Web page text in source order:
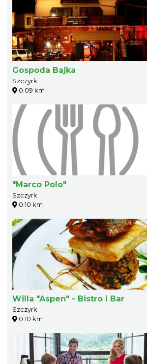
Gospoda Bajka
Szczyrk
0.09 km
"Marco Polo"
Szczyrk
0.10 km
Willa "Aspen" - Bistro i Bar
Szczyrk
0.10 km